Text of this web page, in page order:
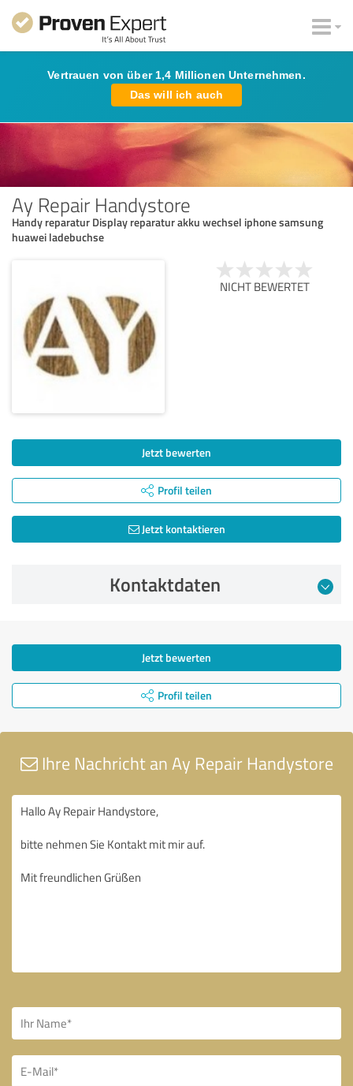
Vertrauen von über 1,4 Millionen Unternehmen.
Das will ich auch
Ay Repair Handystore
Handy reparatur Display reparatur akku wechsel iphone samsung
huawei ladebuchse
NICHT BEWERTET
Jetzt bewerten
Profil teilen
Jetzt kontaktieren
Kontaktdaten
Jetzt bewerten
Profil teilen
Ihre Nachricht an Ay Repair Handystore